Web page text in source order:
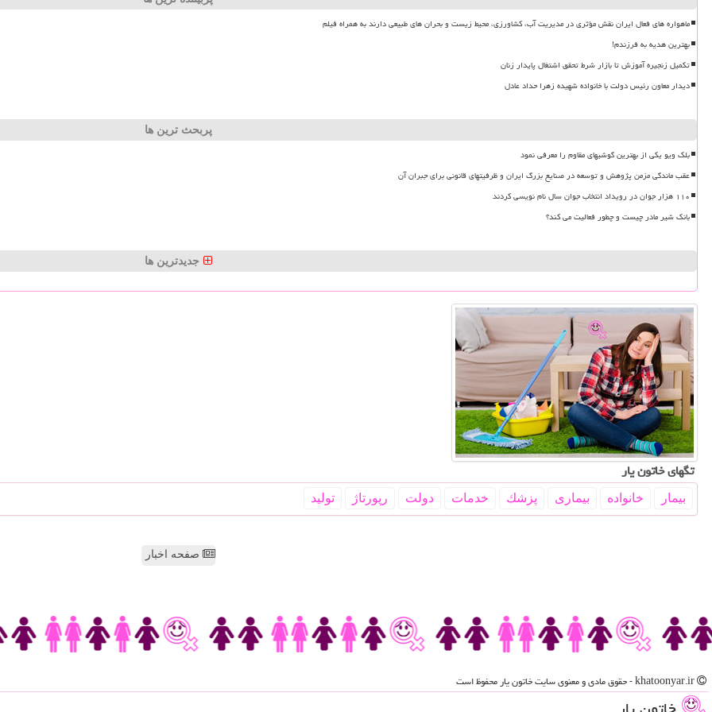
ماهواره های فعال ایران نقش مؤثری در مدیریت آب، کشاورزی، محیط زیست و بحران های طبیعی دارند به همراه فیلم
بهترین هدیه به فرزندم!
تکمیل زنجیره آموزش تا بازار شرط تحقق اشتغال پایدار زنان
دیدار معاون رئیس دولت با خانواده شهیده زهرا حداد عادل
پربحث ترین ها
بلک ویو یکی از بهترین گوشیهای مقاوم را معرفی نمود
عقب ماندگی مزمن پژوهش و توسعه در صنایع بزرگ ایران و ظرفیتهای قانونی برای جبران آن
۱۱۰ هزار جوان در رویداد انتخاب جوان سال نام نویسی کردند
بانک شیر مادر چیست و چطور فعالیت می کند؟
جدیدترین ها
تگهای خاتون یار
بیمار خانواده بیماری پزشك خدمات دولت رپورتاژ تولید
صفحه اخبار